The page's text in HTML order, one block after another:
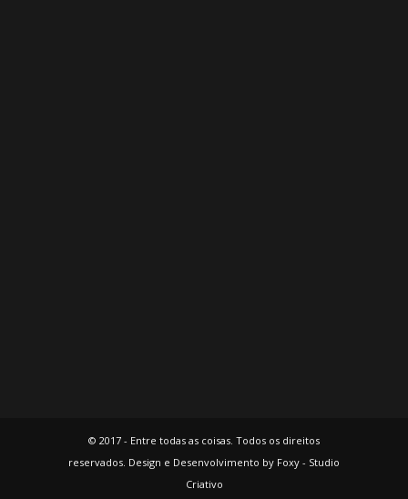
© 2017 - Entre todas as coisas. Todos os direitos
reservados. Design e Desenvolvimento by Foxy - Studio
Criativo